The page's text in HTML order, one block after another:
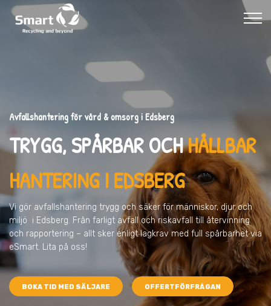
Avfallshantering för vård & omsorg i Edsberg
TRYGG, SPÅRBAR OCHHÅLLBAR
HANTERING I EDSBERG
Vi gör avfallshantering trygg och säker för människor, djur och
miljö i Edsberg. Från farligt avfall och riskavfall till återvinning
och rapportering – allt sker enligt lagkrav med full spårbarhet via
eSmart. Lita på oss!
BOKA TID MED SÄLJARE OFFERTFÖRFRÅGAN